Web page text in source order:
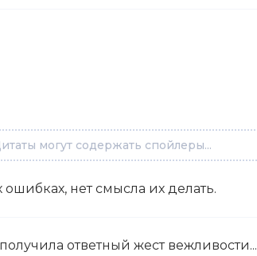
могут содержать спойлеры...
нет смысла их делать.
ответный жест вежливости...